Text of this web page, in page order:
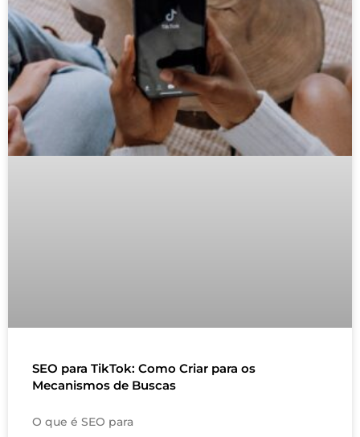
SEO para TikTok: Como Criar para os
Mecanismos de Buscas
O que é SEO para